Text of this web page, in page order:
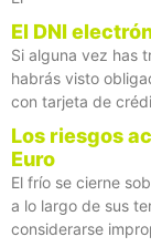
El DNI
Si alguna vez has
habrás visto
con tarjeta de
Los riesgos
Euro
El frío se cierne
a lo largo de sus
considerarse